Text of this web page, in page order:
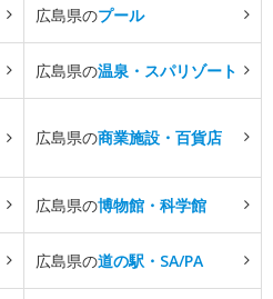
広島県のプール
広島県の温泉・スパリゾート
広島県の商業施設・百貨店
広島県の博物館・科学館
広島県の道の駅・SA/PA